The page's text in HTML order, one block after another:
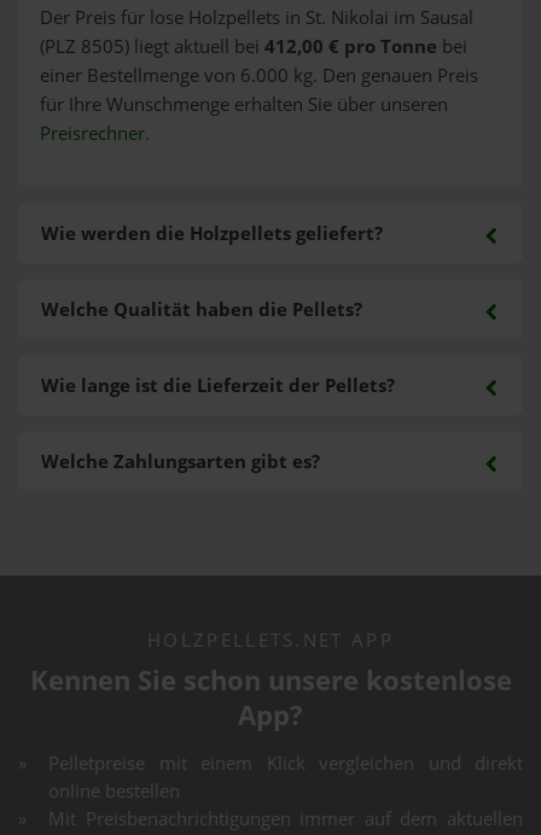
Der Preis für lose Holzpellets in St. Nikolai im Sausal
(PLZ 8505) liegt aktuell bei 412,00 € pro Tonne bei
einer Bestellmenge von 6.000 kg. Den genauen Preis
für Ihre Wunschmenge erhalten Sie über unseren
Preisrechner.
Wie werden die Holzpellets geliefert?
Welche Zahlungsarten gibt es?
Welche Qualität haben die Pellets?
Wie lange ist die Lieferzeit der Pellets?
HOLZPELLETS.NET APP
Kennen Sie schon unsere kostenlose
App?
Pelletpreise mit einem Klick vergleichen und direkt
online bestellen
Mit Preisbenachrichtigungen immer auf dem aktuellen